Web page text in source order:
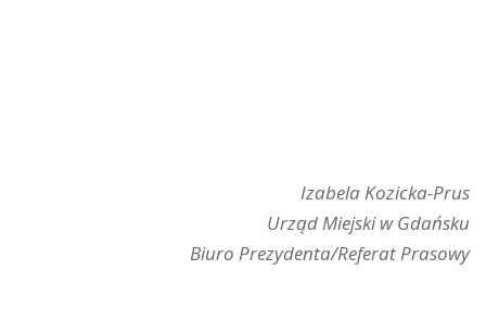
Izabela Kozicka-Prus
Urząd Miejski w Gdańsku
Biuro Prezydenta/Referat Prasowy